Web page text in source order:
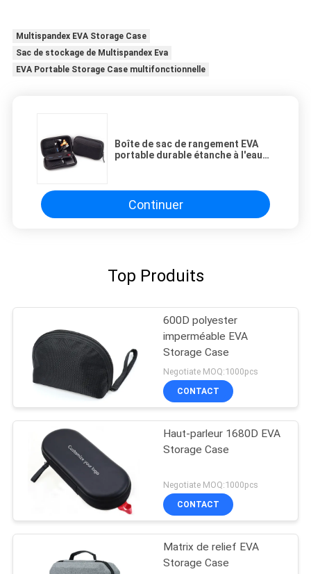
Multispandex EVA Storage Case
Sac de stockage de Multispandex Eva
EVA Portable Storage Case multifonctionnelle
Boîte de sac de rangement EVA
portable durable étanche à l'eau
électroniques
Continuer
Top Produits
600D polyester
imperméable EVA
Storage Case
Negotiate MOQ:1000pcs
CONTACT
Haut-parleur 1680D EVA
Storage Case
Negotiate MOQ:1000pcs
CONTACT
Matrix de relief EVA
Storage Case